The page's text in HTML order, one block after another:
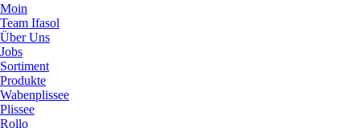
Moin
Team Ifasol
Über Uns
Jobs
Sortiment
Produkte
Wabenplissee
Plissee
Rollo